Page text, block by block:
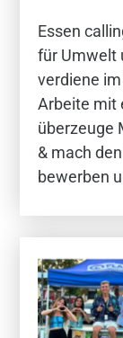
Essen
für Umwelt
verdiene
Arbeite mit
überzeuge
& mach
bewerben